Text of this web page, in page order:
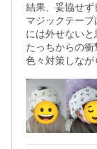
結果、妥協せず
マジックテー
には外せないと
たっちからの衝
色々対策しなが